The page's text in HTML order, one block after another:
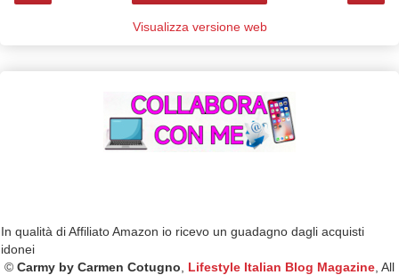
Visualizza versione web
In qualità di Affiliato Amazon io ricevo un guadagno dagli acquisti
idonei
© Carmy by Carmen Cotugno, Lifestyle Italian Blog Magazine, All